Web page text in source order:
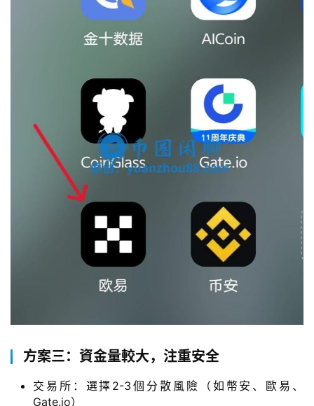
方案三：資金量較大，注重安全
交易所：選擇2-3個分散風險（如幣安、歐易、
Gate.io）